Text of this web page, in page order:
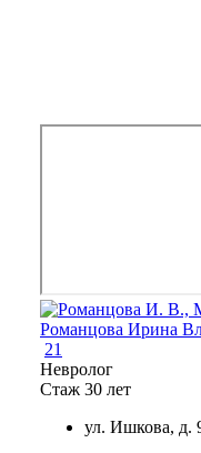
Романцова Ирина
21
Невролог
Стаж 30 лет
ул. Ишкова, д.